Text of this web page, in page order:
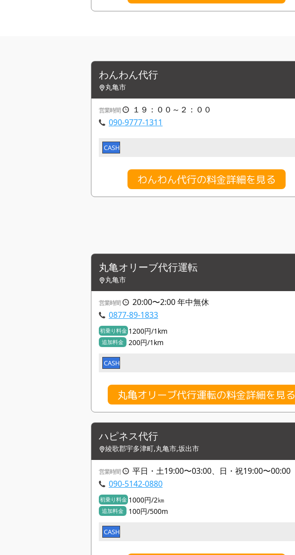
わんわん代行
丸亀市
営業時間
１９：００～２：００
090-9777-1311
CASH
わんわん代行の料金詳細を見る
丸亀オリーブ代行運転
丸亀市
営業時間
20:00〜2:00 年中無休
0877-89-1833
初乗り料金 1200円/1km
追加料金 200円/1km
CASH
丸亀オリーブ代行運転の料金詳細を見る
ハピネス代行
綾歌郡宇多津町,丸亀市,坂出市
営業時間
平日・土19:00〜03:00、日・祝19:00〜00:00
090-5142-0880
初乗り料金 1000円/2㎞
追加料金 100円/500m
CASH